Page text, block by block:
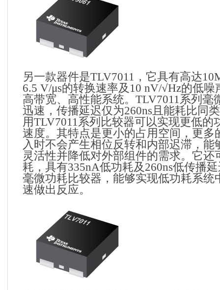
另一款器件是TLV7011 ，它具有高达
6.5 V/μs的转换速率及 10 nV/√Hz的低噪
高带宽、高性能系统。 TLV7011 系列毫
迅速，传播延迟仅为260ns 且能耗比同
用TLV7011 系列比较器可以实现更低的
速度。其特点是更小的占用空间，更多
入时不会产生相位反转和内部迟滞，能
灵活性并降低对外部组件的需求。它还
耗，具有335nA低功耗及 260ns低传播
毫微功耗比较器，能够实现低功耗系统
速做出反应。